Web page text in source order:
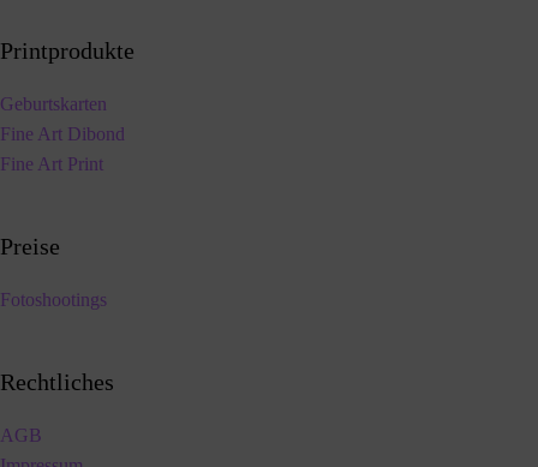
Printprodukte
Geburtskarten
Fine Art Dibond
Fine Art Print
Preise
Fotoshootings
Rechtliches
AGB